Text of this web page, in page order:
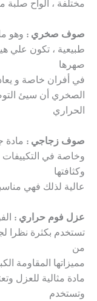
مختلفة ، ألواح صلبة
صوف صخري : وهو
طبيعية ، تكون علي
صهرها
في أفران خاصة و
الصخري أن سيئ
الحراري
صوف زجاجي : مادة
وخاصة في التكييفات
وكثافتها
عالية لذلك فهي
عزل فوم حراري :
تستخدم بكثرة نظرا
من
مميزاتها المقاومة
مادة مثالية للعزل
وتستخدم